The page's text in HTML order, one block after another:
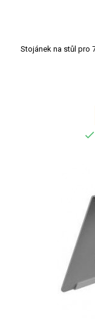
Stojánek na stůl pro
